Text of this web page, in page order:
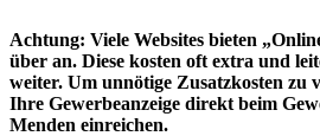
Achtung: Viele Websites bieten
über an. Diese kosten oft extra und
weiter. Um unnötige Zusatzkosten zu
Ihre Gewerbeanzeige direkt beim
Menden einreichen.